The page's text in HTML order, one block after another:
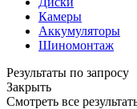
Камеры
Аккумуляторы
Шиномонтаж
Результаты по запросу
Закрыть
Смотреть все